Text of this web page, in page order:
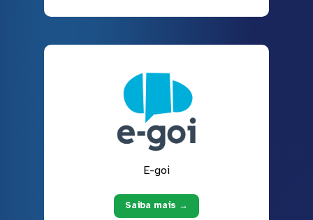
E-goi
Saiba mais →